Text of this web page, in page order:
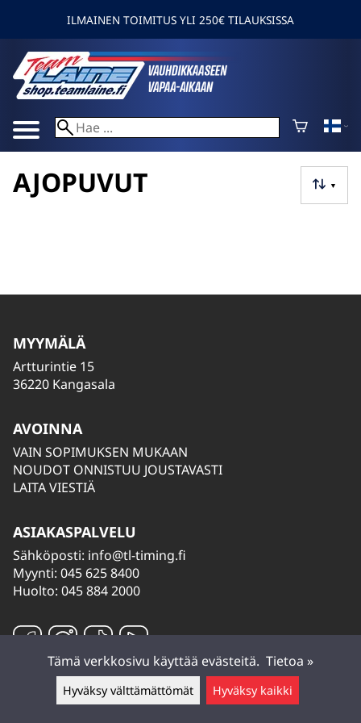
Jätä viesti ▲
ILMAINEN TOIMITUS YLI 250€ TILAUKSISSA
▼
AJOPUVUT
MYYMÄLÄ
Artturintie 15
36220 Kangasala
AVOINNA
VAIN SOPIMUKSEN MUKAAN
NOUDOT ONNISTUU JOUSTAVASTI
LAITA VIESTIÄ
ASIAKASPALVELU
Sähköposti: info@tl-timing.fi
Myynti: 045 625 8400
Huolto: 045 884 2000
Tämä verkkosivu käyttää evästeitä. Tietoa »
Hyväksy välttämättömät Hyväksy kaikki